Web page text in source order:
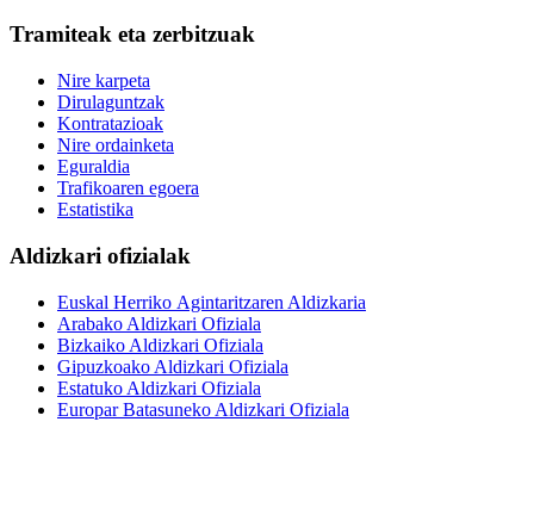
Tramiteak eta zerbitzuak
Nire karpeta
Dirulaguntzak
Kontratazioak
Nire ordainketa
Eguraldia
Trafikoaren egoera
Estatistika
Aldizkari ofizialak
Euskal Herriko Agintaritzaren Aldizkaria
Arabako Aldizkari Ofiziala
Bizkaiko Aldizkari Ofiziala
Gipuzkoako Aldizkari Ofiziala
Estatuko Aldizkari Ofiziala
Europar Batasuneko Aldizkari Ofiziala